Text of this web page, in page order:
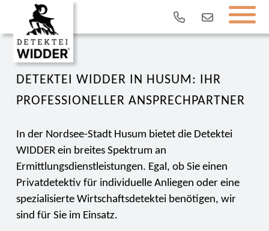
DETEKTEI WIDDER IN HUSUM: IHR
PROFESSIONELLER ANSPRECHPARTNER
In der Nordsee-Stadt Husum bietet die Detektei
WIDDER ein breites Spektrum an
Ermittlungsdienstleistungen. Egal, ob Sie einen
Privatdetektiv für individuelle Anliegen oder eine
spezialisierte Wirtschaftsdetektei benötigen, wir
sind für Sie im Einsatz.